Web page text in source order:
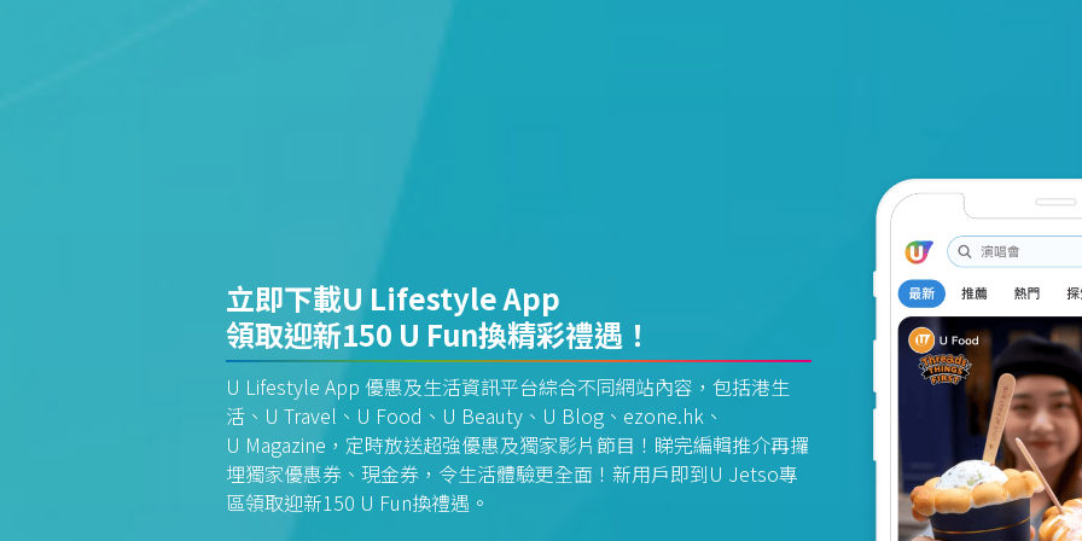
立即下載U Lifestyle App
領取迎新150 U Fun換精彩禮遇！
U Lifestyle App 優惠及生活資訊平台綜合不同網站內容，包括港生
活、U Travel、U Food、U Beauty、U Blog、ezone.hk、
U Magazine，定時放送超強優惠及獨家影片節目！睇完編輯推介再攞
埋獨家優惠券、現金券，令生活體驗更全面！新用戶即到U Jetso專
區領取迎新150 U Fun換禮遇。